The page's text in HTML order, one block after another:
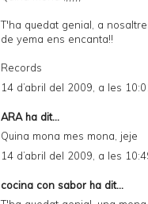
T'ha quedat genial, a
de yema ens encanta!!
Records
14 d’abril del 2009, a les
ARAha dit...
Quina mona mes mona, jeje
14 d’abril del 2009, a les
cocina con sabor ha dit...